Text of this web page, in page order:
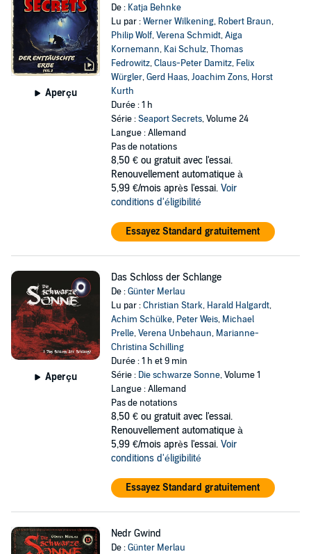
Aperçu
De : Katja Behnke
Lu par :Werner Wilkening, Robert Braun,
Philip Wolf,Verena Schmidt,Aiga
Kornemann, Kai Schulz,Thomas
Fedrowitz,Claus-Peter Damitz, Felix
Würgler,Gerd Haas,Joachim Zons, Horst
Kurth
Durée : 1 h
Série :Seaport Secrets, Volume 24
Langue : Allemand
Pas de notations
8,50 € ou gratuit avec l'essai.
Renouvellement automatique à
5,99 €/mois après l'essai. Voir
conditions d'éligibilité
Essayez Standard gratuitement
Aperçu
Das Schloss der Schlange
De :Günter Merlau
Lu par :Christian Stark, Harald Halgardt,
Achim Schülke, Peter Weis, Michael
Prelle,Verena Unbehaun, Marianne-
Christina Schilling
Durée : 1 h et 9 min
Série : Die schwarze Sonne, Volume 1
Langue : Allemand
Pas de notations
8,50 € ou gratuit avec l'essai.
Renouvellement automatique à
5,99 €/mois après l'essai. Voir
conditions d'éligibilité
Essayez Standard gratuitement
Nedr Gwind
De :Günter Merlau